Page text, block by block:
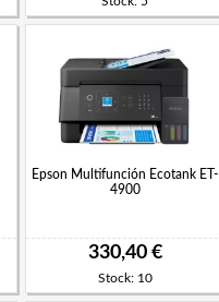
Epson Multifunción Ecotank ET-
4900
330,40 €
Stock: 10